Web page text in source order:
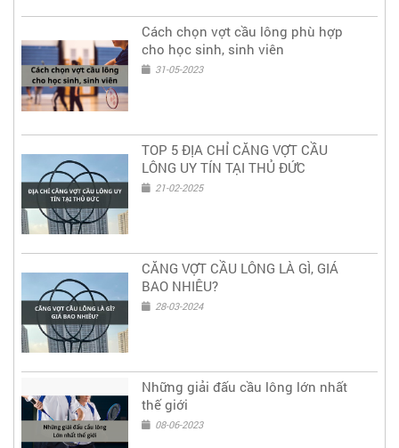
Cách chọn vợt cầu lông phù hợp
cho học sinh, sinh viên
31-05-2023
TOP 5 ĐỊA CHỈ CĂNG VỢT CẦU
LÔNG UY TÍN TẠI THỦ ĐỨC
21-02-2025
CĂNG VỢT CẦU LÔNG LÀ GÌ, GIÁ
BAO NHIÊU?
28-03-2024
Những giải đấu cầu lông lớn nhất
thế giới
08-06-2023